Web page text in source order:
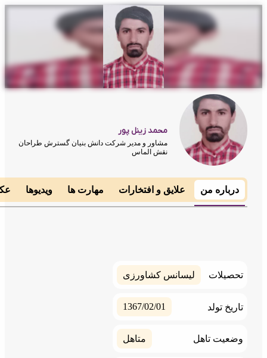
محمد زینل پور
مشاور و مدیر شرکت دانش بنیان گسترش طراحان
نقش الماس
من علایق و افتخارات مهارت ها ویدیوها عکس ها
لیسانس کشاورزی
تولد 1367/02/01
تاهل